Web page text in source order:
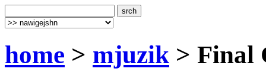
home > mjuzik > Final